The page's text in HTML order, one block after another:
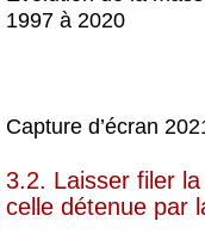
1997 à 2020
Capture d’écran
3.2. Laisser filer
celle détenue par